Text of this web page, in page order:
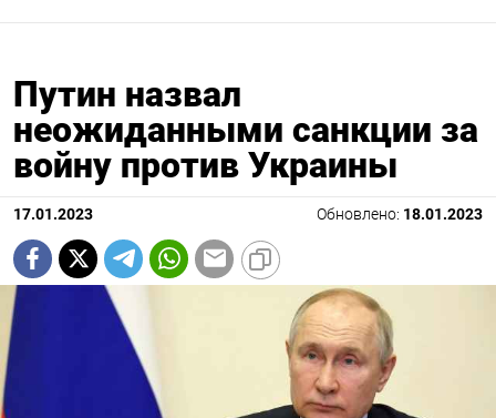
Путин назвал
неожиданными санкции за
войну против Украины
17.01.2023 Обновлено: 18.01.2023